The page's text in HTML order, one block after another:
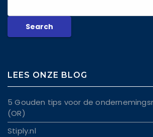
LEES ONZE BLOG
5 Gouden tips voor de
(OR)
Stiply.nl